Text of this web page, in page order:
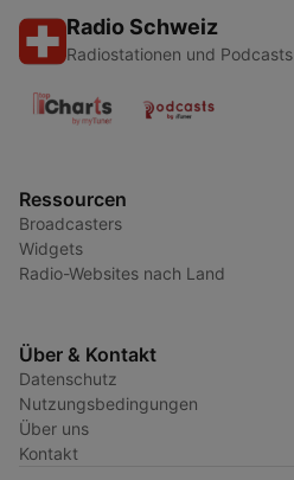
Radio Schweiz
Radiostationen und Podcasts
Ressourcen
Broadcasters
Widgets
Radio-Websites nach Land
Über & Kontakt
Datenschutz
Nutzungsbedingungen
Über uns
Kontakt